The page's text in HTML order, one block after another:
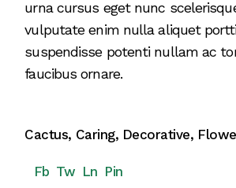
urna cursus eget nunc
vulputate enim nulla aliquet
suspendisse potenti nullam ac
faucibus ornare.
Cactus, Caring, Decorative,
Fb Tw Ln Pin